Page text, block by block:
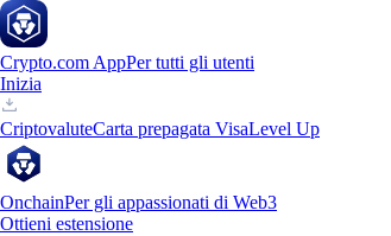
Crypto.com AppPer tutti gli utenti
Inizia
CriptovaluteCarta prepagata VisaLevel Up
OnchainPer gli appassionati di Web3
Ottieni estensione